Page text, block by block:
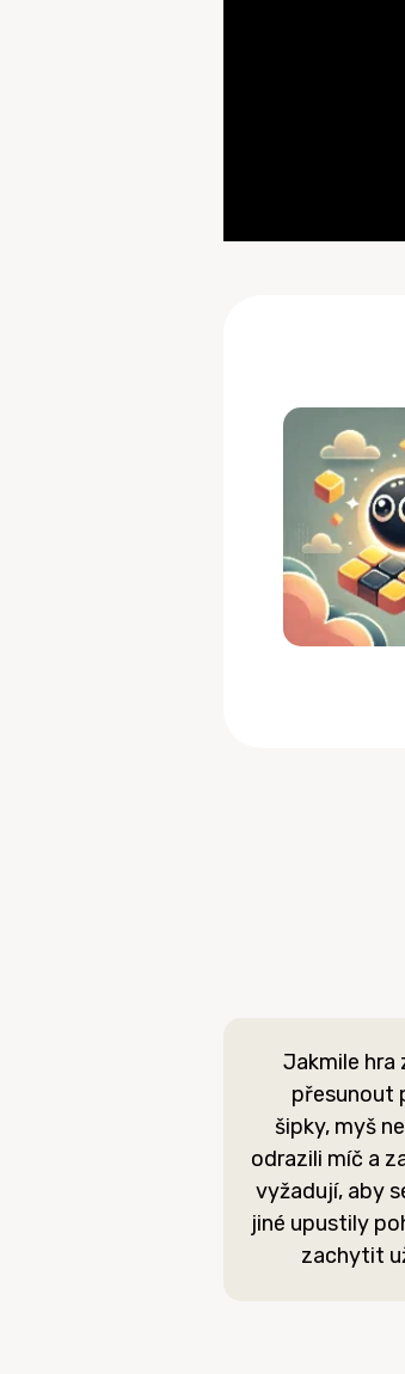
Jakmile hra
přesunout
šipky, myš
odrazili míč a
vyžadují, aby
jiné upustily
zachytit